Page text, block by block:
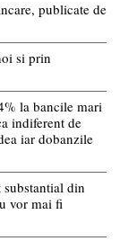
publicate de
si prin
la bancile mari
indiferent de
iar dobanzile
din
vor mai fi